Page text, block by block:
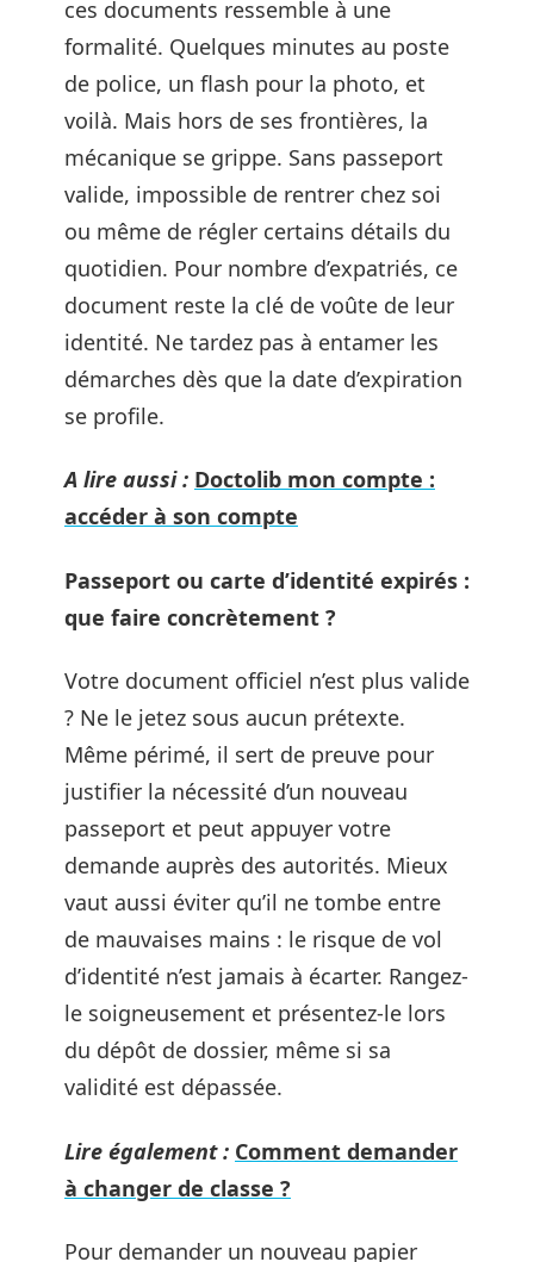
ces documents ressemble à une
formalité. Quelques minutes au poste
de police, un flash pour la photo, et
voilà. Mais hors de ses frontières, la
mécanique se grippe. Sans passeport
valide, impossible de rentrer chez soi
ou même de régler certains détails du
quotidien. Pour nombre d’expatriés, ce
document reste la clé de voûte de leur
identité. Ne tardez pas à entamer les
démarches dès que la date d’expiration
se profile.
A lire aussi : Doctolib mon compte :
accéder à son compte
Passeport ou carte d’identité expirés :
que faire concrètement ?
Votre document officiel n’est plus valide
? Ne le jetez sous aucun prétexte.
Même périmé, il sert de preuve pour
justifier la nécessité d’un nouveau
passeport et peut appuyer votre
demande auprès des autorités. Mieux
vaut aussi éviter qu’il ne tombe entre
de mauvaises mains : le risque de vol
d’identité n’est jamais à écarter. Rangez-
le soigneusement et présentez-le lors
du dépôt de dossier, même si sa
validité est dépassée.
Lire également : Comment demander
à changer de classe ?
Pour demander un nouveau papier